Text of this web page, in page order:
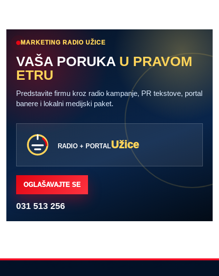
MARKETING RADIO UŽICE
VAŠA PORUKA U PRAVOM
ETRU
Predstavite firmu kroz radio kampanje, PR tekstove, portal
banere i lokalni medijski paket.
RADIO + PORTALUžice
OGLAŠAVAJTE SE
031 513 256